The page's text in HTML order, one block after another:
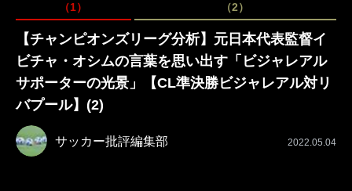
（1） （2）
【チャンピオンズリーグ分析】元日本代表監督イ
ビチャ・オシムの言葉を思い出す「ビジャレアル
サポーターの光景」【CL準決勝ビジャレアル対リ
バプール】(2)
サッカー批評編集部 2022.05.04